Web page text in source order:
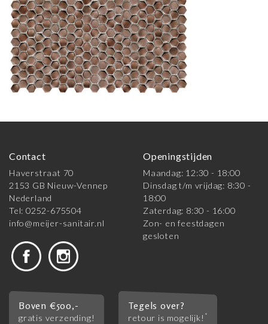
Contact
Haverstraat 70
2153 GB Nieuw-Vennep
Nederland
Tel: 0252-675504
info@meijer-sanitair.nl
Openingstijden
Maandag: 12:30 - 18:00
Dinsdag t/m vrijdag: 8:30 -
18:00
Zaterdag: 8:30 - 16:00
Zon- en feestdagen
gesloten
Boven €500,-
gratis verzending!
Tegels over?
retour is mogelijk! *